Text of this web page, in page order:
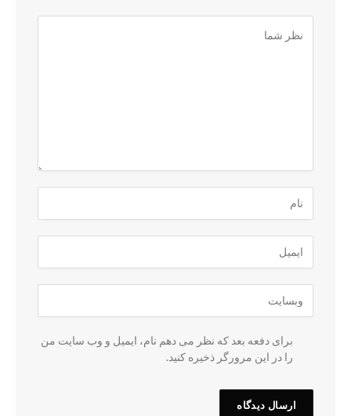
برای دفعه بعد که نظر می دهم نام، ایمیل و وب سایت من
را در این مرورگر ذخیره کنید.